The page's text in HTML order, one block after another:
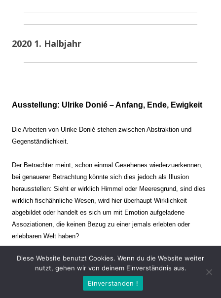
2020 1. Halbjahr
Ausstellung: Ulrike Donié – Anfang, Ende, Ewigkeit
Die Arbeiten von Ulrike Donié stehen zwischen Abstraktion und
Gegenständlichkeit.
Der Betrachter meint, schon einmal Gesehenes wiederzuerkennen,
bei genauerer Betrachtung könnte sich dies jedoch als Illusion
herausstellen: Sieht er wirklich Himmel oder Meeresgrund, sind dies
wirklich fischähnliche Wesen, wird hier überhaupt Wirklichkeit
abgebildet oder handelt es sich um mit Emotion aufgeladene
Assoziationen, die keinen Bezug zu einer jemals erlebten oder
erlebbaren Welt haben?
Verharren und Dynamik stehen sich dabei gegenüber. Zeit steht still
oder verrinnt im Nu. Es soll dabei eine Spannung, auch farblich, bis
zur Schmerzgrenze erzeugt werden. Die Arbeiten stellen ambivalente
Diese Website benutzt Cookies. Wenn du die Website weiter
nutzt, gehen wir von deinem Einverständnis aus.
Einverstanden !